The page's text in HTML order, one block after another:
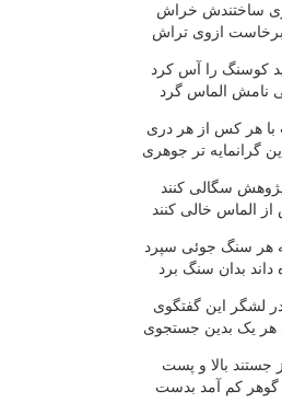
ساختندش خراش
برخاست ازوى تراش
کوسنگ را آس کرد
نامش الماس گرد
هر کس از هر درى
گرانمايه تر جوهرى
پژوهش سگالى کنند
الماس خالى کنند
هر سنگ جوئى سپرد
داند بدان سنگ برد
در لشگر اين گفتگوى
هر يک بدين جستجوى
جستند بالا و پست
گوهر کم آمد بدست